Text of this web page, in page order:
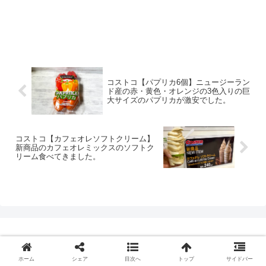
コストコ【パプリカ6個】ニュージーラン
ド産の赤・黄色・オレンジの3色入りの巨
大サイズのパプリカが激安でした。
コストコ【カフェオレソフトクリーム】
新商品のカフェオレミックスのソフトク
リーム食べてきました。
ホーム シェア 目次へ トップ サイドバー